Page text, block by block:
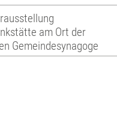
am Ort der
Gemeindesynagoge